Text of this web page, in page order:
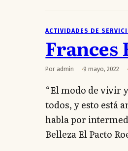
ACTIVIDADES DE
Frances
Por admin 9 mayo, 2022
“El modo de vivir
todos, y esto está
habla por
Belleza El Pacto